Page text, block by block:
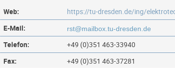
Web:
https://tu-dresden.de/ing/
E-Mail:
Telefon:
+49 (0)351 463-33940
Fax:
+49 (0)351 463-37281